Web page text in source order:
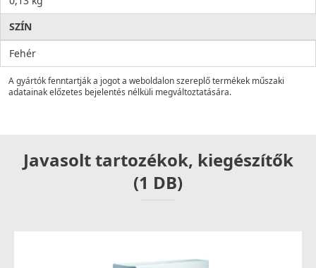
SZÍN
Fehér
A gyártók fenntartják a jogot a weboldalon szereplő termékek műszaki
adatainak előzetes bejelentés nélküli megváltoztatására.
Javasolt tartozékok, kiegészítők
(1 DB)